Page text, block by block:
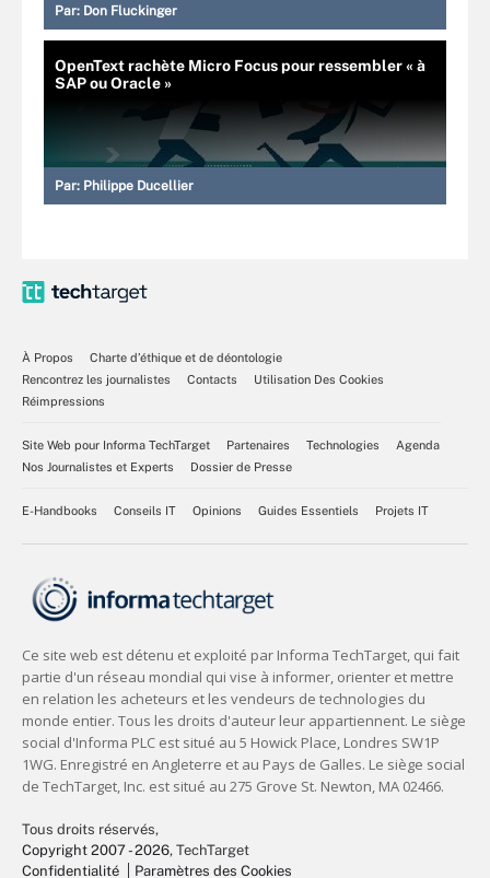
Par: Don Fluckinger
OpenText rachète Micro Focus pour ressembler « à
SAP ou Oracle »
Par: Philippe Ducellier
À Propos
Charte d’éthique et de déontologie
Rencontrez les journalistes
Contacts
Utilisation Des Cookies
Réimpressions
Site Web pour Informa TechTarget Partenaires Technologies
Agenda
Nos Journalistes et Experts
Dossier de Presse
E-Handbooks Conseils IT Opinions Guides Essentiels Projets IT
Tous droits réservés,
Copyright 2007 - 2026, TechTarget
Confidentialité
Paramètres des Cookies